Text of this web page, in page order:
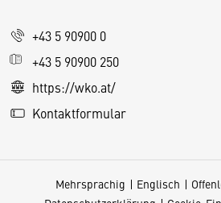
+43 5 90900 0
+43 5 90900 250
https://wko.at/
Kontaktformular
Mehrsprachig Englisch
s
e
S
e